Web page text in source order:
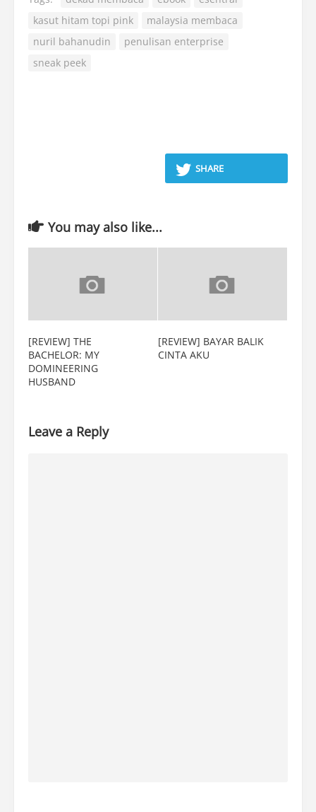
kasut hitam topi pink
malaysia membaca
nuril bahanudin
penulisan enterprise
sneak peek
SHARE
You may also like...
[REVIEW] THE
BACHELOR: MY
DOMINEERING
HUSBAND
[REVIEW] BAYAR BALIK
CINTA AKU
Leave a Reply